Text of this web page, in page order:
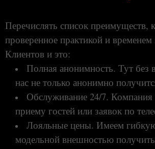
Перечислять список
проверенное практикой и
Клиентов и это:
Полная анонимность. Тут без
нас не только анонимно
Обслуживание 24/7. Компания
приему гостей или заявок по
Лояльные цены. Имеем
модельной внешностью